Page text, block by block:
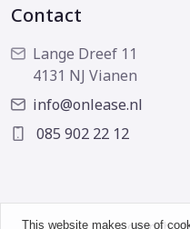
Contact
Lange Dreef 11
4131 NJ Vianen
info@onlease.nl
085 902 22 12
This website makes use of